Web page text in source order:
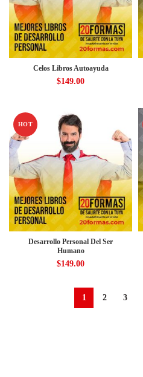
Celos Libros Autoayuda
$149.00
HOT
Desarrollo Personal Del Ser
Humano
$149.00
1 2 3